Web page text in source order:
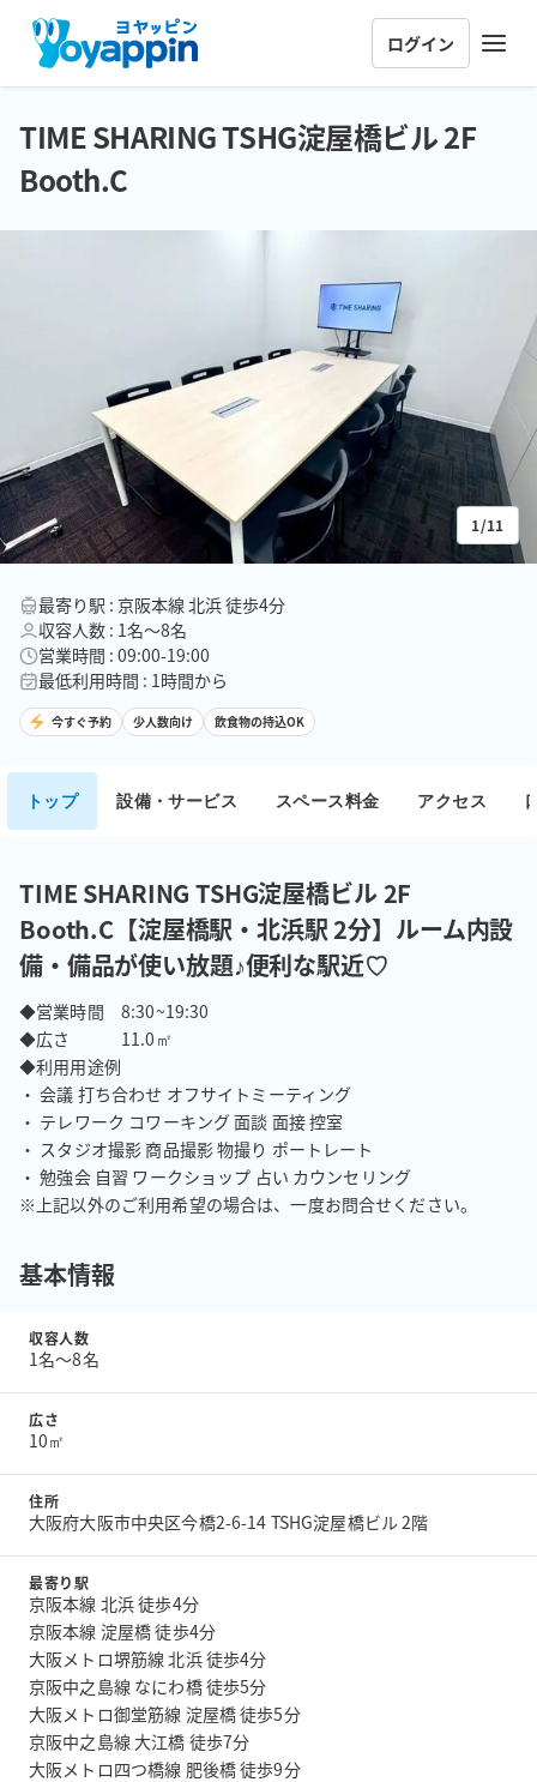
ログイン
1/11
最寄り駅 : 京阪本線 北浜 徒歩4分
収容人数 : 1名〜8名
営業時間 : 09:00-19:00
最低利用時間 : 1時間から
今すぐ予約 少人数向け 飲食物の持込OK
TIME SHARING TSHG淀屋橋ビル 2F
Booth.C
トップ 設備・サービス スペース料金 アクセス
TIME SHARING TSHG淀屋橋ビル 2F
Booth.C【淀屋橋駅・北浜駅 2分】ルーム内設
備・備品が使い放題♪便利な駅近♡
◆営業時間　8:30~19:30
◆広さ　　　11.0㎡
◆利用用途例
・ 会議 打ち合わせ オフサイトミーティング
・ テレワーク コワーキング 面談 面接 控室
・ スタジオ撮影 商品撮影 物撮り ポートレート
・ 勉強会 自習 ワークショップ 占い カウンセリング
※上記以外のご利用希望の場合は、一度お問合せください。
基本情報
収容人数
1名〜8名
広さ
10㎡
住所
大阪府大阪市中央区今橋2-6-14 TSHG淀屋橋ビル 2階
最寄り駅
京阪本線 北浜 徒歩4分
京阪本線 淀屋橋 徒歩4分
大阪メトロ堺筋線 北浜 徒歩4分
京阪中之島線 なにわ橋 徒歩5分
大阪メトロ御堂筋線 淀屋橋 徒歩5分
京阪中之島線 大江橋 徒歩7分
大阪メトロ四つ橋線 肥後橋 徒歩9分